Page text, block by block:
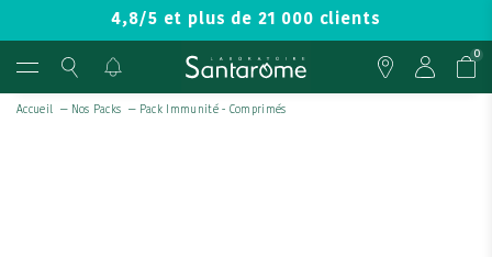
4,8/5 et plus de 21 000 clients
0
Accueil — Nos Packs — Pack Immunité - Comprimés